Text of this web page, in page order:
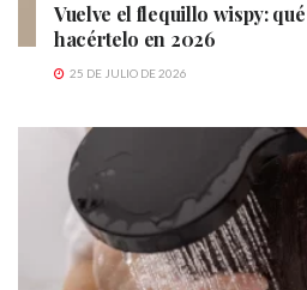
Vuelve el flequillo wispy:
hacértelo en 2026
25 DE JULIO DE 2026